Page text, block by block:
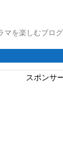
マを楽しむブログ
スポンサ